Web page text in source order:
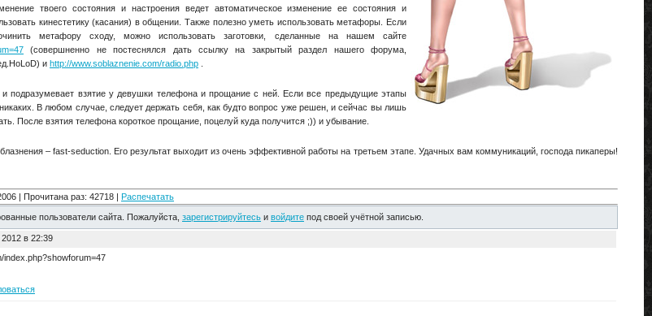
твоего состояния и настроения ведет автоматическое изменение ее состояния и
кинестетику (касания) в общении. Также полезно уметь использовать метафоры. Если
метафору сходу, можно использовать заготовки, сделанные на нашем сайте
(совершненно не постеснялся дать ссылку на закрытый раздел нашего форума,
и http://www.soblaznenie.com/radio.php
подразумевает взятие у девушки телефона и прощание с ней. Если все предыдущие этапы
В любом случае, следует держать себя, как будто вопрос уже решен, и сейчас вы лишь
После взятия телефона короткое прощание, поцелуй куда получится ;)) и убывание.
– fast-seduction. Его результат выходит из очень эффективной работы на третьем этапе. Удачных вам коммуникаций, господа пикаперы!
| Прочитана раз: 42718 | Распечатать
пользователи сайта. Пожалуйста, зарегистрируйтесь и войдите под своей учётной записью.
в 22:39
index.php?showforum=47